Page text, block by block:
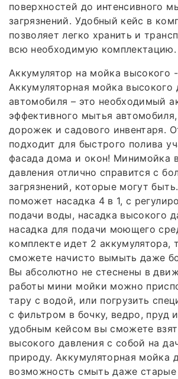
поверхностей до интенсивного
загрязнений. Удобный кейс в
позволяет легко хранить и
всю необходимую комплектацию.
Аккумулятор на мойка высокого -
Аккумуляторная мойка высокого
автомобиля – это необходимый
эффективного мытья
дорожек и садового инвентаря.
подходит для быстрого полива
фасада дома и окон! Минимойка
давления отлично справится с
загрязнений, которые могут
поможет насадка 4 в 1, с
подачи воды, насадка высокого
насадка для подачи моющего
комплекте идет 2 аккумулятора,
сможете начисто вымыть даже
Вы абсолютно не стеснены в
работы мини мойки можно
тару с водой, или погрузить
с фильтром в бочку, ведро, пруд
удобным кейсом вы сможете
высокого давления с собой на
природу. Аккумуляторная мойка
возможность смыть даже старые